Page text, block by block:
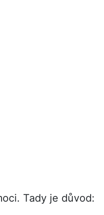
Tady je důvod: